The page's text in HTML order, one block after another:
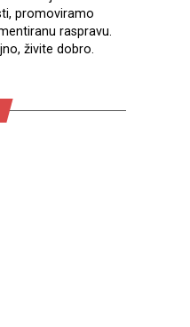
promoviramo
raspravu.
živite dobro.